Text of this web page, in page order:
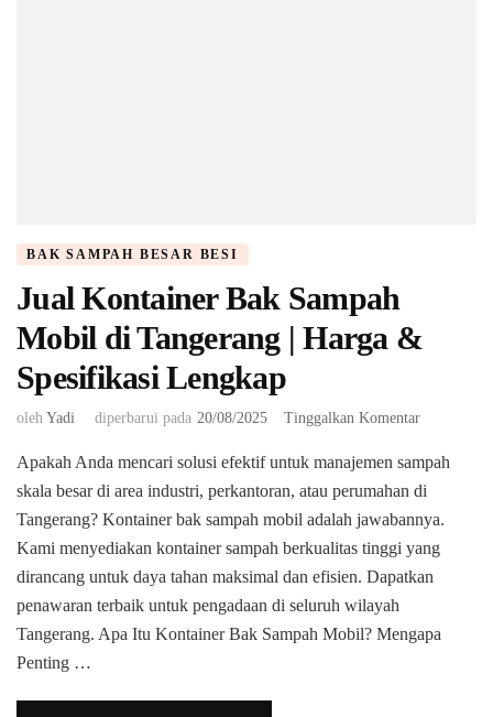
BAK SAMPAH BESAR BESI
Jual Kontainer Bak Sampah
Mobil di Tangerang | Harga &
Spesifikasi Lengkap
oleh Yadi diperbarui pada 20/08/2025 Tinggalkan Komentarpada
Kontainer
Bak
Mobil
di
Tangerang
&
Apakah Anda mencari solusi efektif untuk manajemen sampah
skala besar di area industri, perkantoran, atau perumahan di
Tangerang? Kontainer bak sampah mobil adalah jawabannya.
Kami menyediakan kontainer sampah berkualitas tinggi yang
dirancang untuk daya tahan maksimal dan efisien. Dapatkan
penawaran terbaik untuk pengadaan di seluruh wilayah
Tangerang. ​Apa Itu Kontainer Bak Sampah Mobil? Mengapa
Penting …